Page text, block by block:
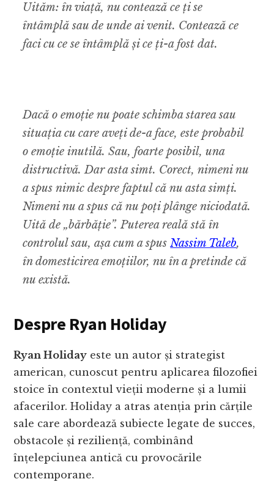
Uităm: în viață, nu contează ce ți se
întâmplă sau de unde ai venit. Contează ce
faci cu ce se întâmplă și ce ți-a fost dat.
Dacă o emoție nu poate schimba starea sau
situația cu care aveți de-a face, este probabil
o emoție inutilă. Sau, foarte posibil, una
distructivă. Dar asta simt. Corect, nimeni nu
a spus nimic despre faptul că nu asta simți.
Nimeni nu a spus că nu poți plânge niciodată.
Uită de „bărbăție”. Puterea reală stă în
controlul sau, așa cum a spusNassim Taleb,
în domesticirea emoțiilor, nu în a pretinde că
nu există.
Despre Ryan Holiday
Ryan Holiday este un autor și strategist
american, cunoscut pentru aplicarea filozofiei
stoice în contextul vieții moderne și a lumii
afacerilor. Holiday a atras atenția prin cărțile
sale care abordează subiecte legate de succes,
obstacole și reziliență, combinând
înțelepciunea antică cu provocările
contemporane.